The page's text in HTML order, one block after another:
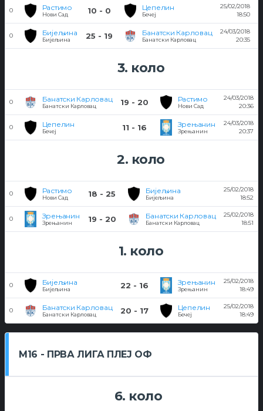
0 Растимо
Нови Сад 10 - 0 Цепелин
Бечеј
25/02/2018
18:50
0 Бијељина
Бијељина 25 - 19 Банатски Карловац
Банатски Карловац
24/03/2018
20:35
3. коло
0 Банатски Карловац
Банатски Карловац 19 - 20 Растимо
Нови Сад
24/03/2018
20:36
0 Цепелин
Бечеј 11 - 16 Зрењанин
Зрењанин
24/03/2018
20:37
2. коло
0 Растимо
Нови Сад 18 - 25 Бијељина
Бијељина
25/02/2018
18:52
0 Зрењанин
Зрењанин 19 - 20 Банатски Карловац
Банатски Карловац
25/02/2018
18:51
1. коло
0 Бијељина
Бијељина 22 - 16 Зрењанин
Зрењанин
25/02/2018
18:49
0 Банатски Карловац
Банатски Карловац 20 - 17 Цепелин
Бечеј
25/02/2018
18:49
M16 - ПРВА ЛИГА ПЛЕЈ ОФ
6. коло